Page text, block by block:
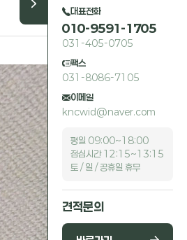
대표전화
010-9591-1705
031-405-0705
팩스
031-8086-7105
이메일
kncwid@naver.com
평일 09:00~18:00
점심시간 12:15~13:15
토 / 일 / 공휴일 휴무
견적문의